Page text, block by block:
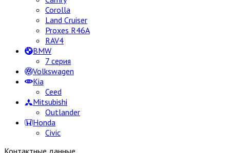
Corolla
Land Cruiser
Proxes R46A
RAV4
BMW
7 серия
Volkswagen
Kia
Ceed
Mitsubishi
Outlander
Honda
Civic
Контактные данные